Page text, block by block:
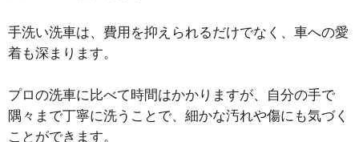
手洗い洗車は、費用を抑えられるだけでなく、車への愛
着も深まります。
プロの洗車に比べて時間はかかりますが、自分の手で
隅々まで丁寧に洗うことで、細かな汚れや傷にも気づく
ことができます。